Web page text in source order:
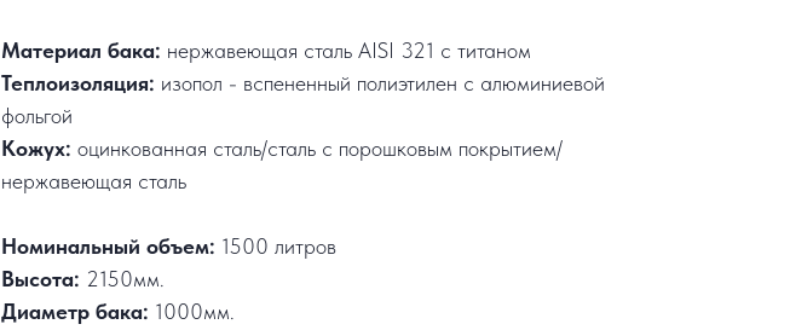
Материал бака: нержавеющая сталь AISI 321 с титаном
Теплоизоляция: изопол - вспененный полиэтилен с алюминиевой
фольгой
Кожух: оцинкованная сталь/сталь с порошковым покрытием/
нержавеющая сталь
Номинальный объем: 1500 литров
Высота: 2150мм.
Диаметр бака: 1000мм.